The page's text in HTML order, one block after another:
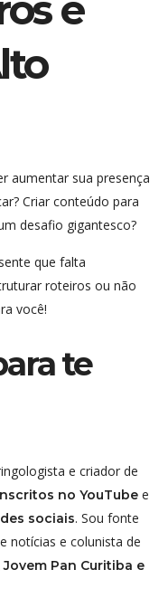
aumentar sua presença
Criar conteúdo para
desafio gigantesco?
que falta
roteiros ou não
você!
te
e criador de
no YouTube e
sociais. Sou fonte
notícias e colunista de
Jovem Pan Curitiba e